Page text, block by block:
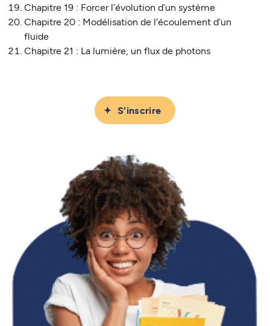
Chapitre 19 : Forcer l’évolution d’un système
Chapitre 20 : Modélisation de l’écoulement d’un
fluide
Chapitre 21 : La lumière, un flux de photons
S’inscrire